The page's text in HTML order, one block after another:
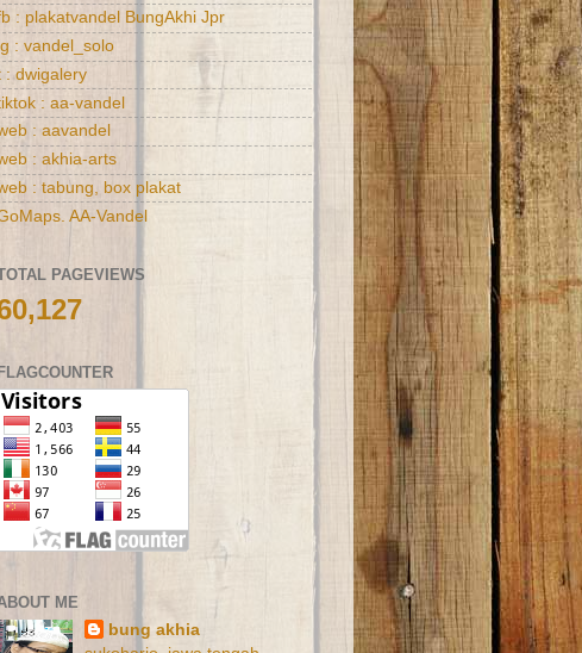
: plakatvandel BungAkhi Jpr
: vandel_solo
: dwigalery
: aa-vandel
: aavandel
: akhia-arts
: tabung, box plakat
AA-Vandel
PAGEVIEWS
ME
bung akhia